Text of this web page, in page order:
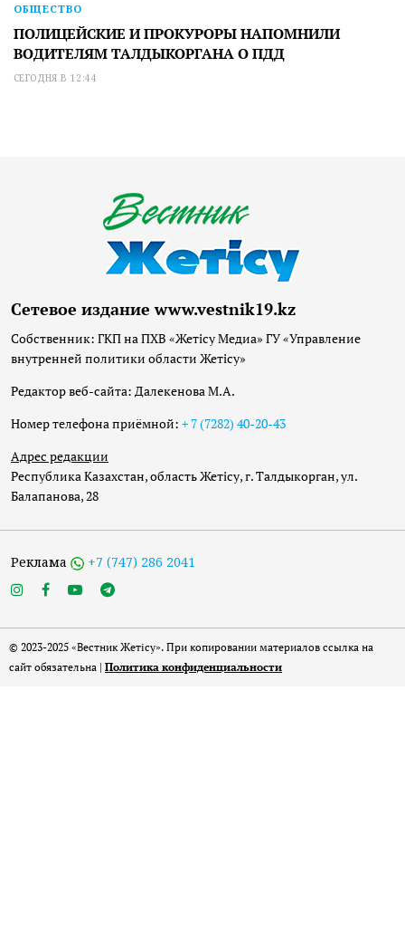
ОБЩЕСТВО
ПОЛИЦЕЙСКИЕ И ПРОКУРОРЫ НАПОМНИЛИ
ВОДИТЕЛЯМ ТАЛДЫКОРГАНА О ПДД
СЕГОДНЯ В 12:44
Сетевое издание www.vestnik19.kz
Собственник: ГКП на ПХВ «Жетісу Медиа» ГУ «Управление
внутренней политики области Жетісу»
Редактор веб-сайта: Далекенова М.А.
Номер телефона приёмной: + 7 (7282) 40-20-43
Адрес редакции
Республика Казахстан, область Жетісу, г. Талдыкорган, ул.
Балапанова, 28
Реклама +7 (747) 286 2041
© 2023-2025 «Вестник Жетісу». При копировании материалов ссылка на
сайт обязательна | Политика конфиденциальности